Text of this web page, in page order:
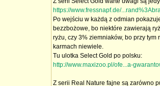
https://www.fressnapf.de/
Po wejściu w każdą z odmian
bezzbożowe, bo niektóre zawierają
ryżu, czy 3% ziemniaków, bo przy
karmach niewiele.
Tu ulotka Select Gold po polsku:
http://www.maxizoo.pl/ofe...a-
Z serii Real Nature fajne są zarówno